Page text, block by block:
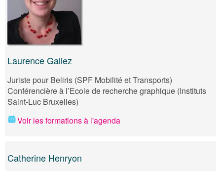
Laurence Gallez
Juriste pour Beliris (SPF Mobilité et Transports)
Conférencière à l’Ecole de recherche graphique (Instituts
Saint-Luc Bruxelles)
Voir les formations à l'agenda
Catherine Henryon